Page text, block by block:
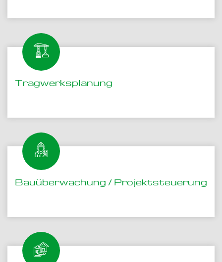
Tragwerksplanung
Bauüberwachung / Projektsteuerung